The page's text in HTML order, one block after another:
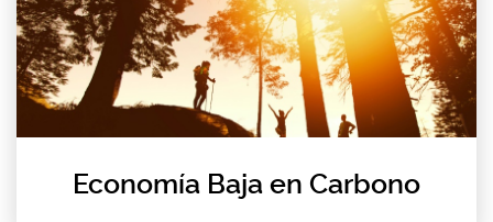
Economía Baja en Carbono